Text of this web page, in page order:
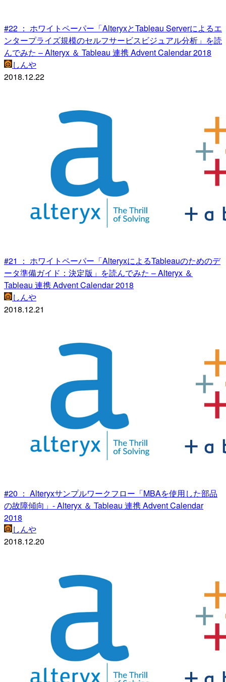
#22 ： ホワイトペーパー「AlteryxとTableau Serverによるエ
ンタープライズ規模のセルフサービスビジュアル分析」を読
んでみた – Alteryx ＆ Tableau 連携 Advent Calendar 2018
しんや
2018.12.22
#21 ： ホワイトペーパー「AlteryxによるTableauのためのデ
ータ準備ガイド：決定版」を読んでみた – Alteryx ＆
Tableau 連携 Advent Calendar 2018
しんや
2018.12.21
#20 ： Alteryxサンプルワークフロー「MBAを使用した部品
の故障傾向」- Alteryx ＆ Tableau 連携 Advent Calendar
2018
しんや
2018.12.20